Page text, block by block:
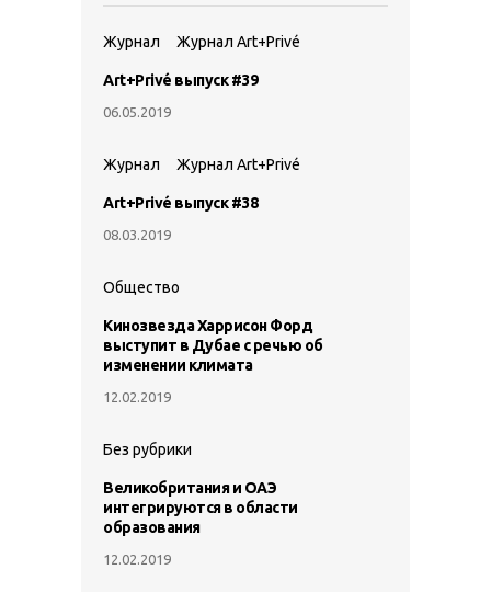
Журнал Журнал Art+Privé
Art+Privé выпуск #39
06.05.2019
Журнал Журнал Art+Privé
Art+Privé выпуск #38
08.03.2019
Общество
Кинозвезда Харрисон Форд
выступит в Дубае с речью об
изменении климата
12.02.2019
Без рубрики
Великобритания и ОАЭ
интегрируются в области
образования
12.02.2019